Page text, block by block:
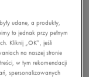
udane, a produkty,
to jednak przy pełnym
Kliknij „OK”, jeśli
na naszej stronie
w tym rekomendacji
spersonalizowanych